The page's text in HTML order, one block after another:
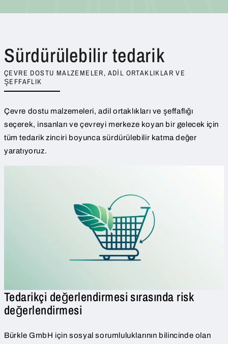
Sürdürülebilir tedarik
ÇEVRE DOSTU MALZEMELER, ADIL ORTAKLIKLAR VE
ŞEFFAFLIK
Çevre dostu malzemeleri, adil ortaklıkları ve şeffaflığı
seçerek, insanları ve çevreyi merkeze koyan bir gelecek için
tüm tedarik zinciri boyunca sürdürülebilir katma değer
yaratıyoruz.
Tedarikçi değerlendirmesi sırasında risk
değerlendirmesi
Bürkle GmbH için sosyal sorumluluklarının bilincinde olan